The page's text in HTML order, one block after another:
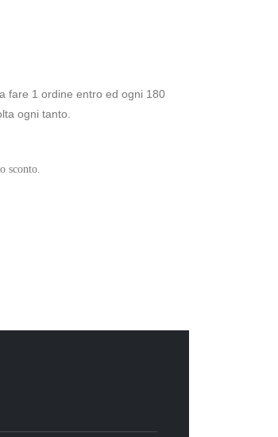
fare 1 ordine entro ed ogni 180
ogni tanto.
sconto.